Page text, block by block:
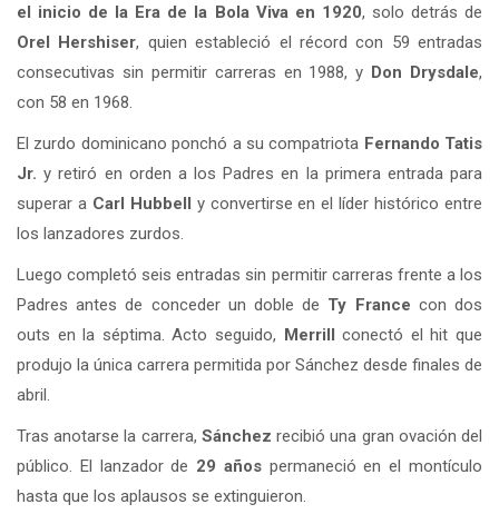
el inicio de la Era de la Bola Viva en 1920, solo detrás de
Orel Hershiser, quien estableció el récord con 59 entradas
consecutivas sin permitir carreras en 1988, y Don Drysdale,
con 58 en 1968.
El zurdo dominicano ponchó a su compatriota Fernando Tatis
Jr. y retiró en orden a los Padres en la primera entrada para
superar a Carl Hubbell y convertirse en el líder histórico entre
los lanzadores zurdos.
Luego completó seis entradas sin permitir carreras frente a los
Padres antes de conceder un doble de Ty France con dos
outs en la séptima. Acto seguido, Merrill conectó el hit que
produjo la única carrera permitida por Sánchez desde finales de
abril.
Tras anotarse la carrera, Sánchez recibió una gran ovación del
público. El lanzador de 29 añospermaneció en el montículo
hasta que los aplausos se extinguieron.